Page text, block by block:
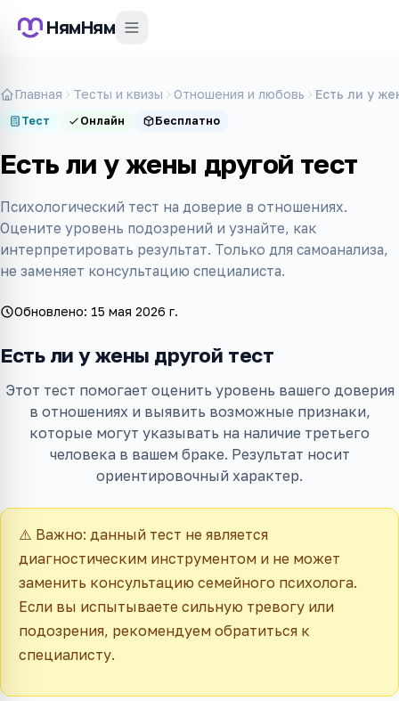
НямНям
Главная Тесты и квизы Отношения и любовь Есть ли у
Тест Онлайн Бесплатно
Есть ли у жены другой тест
Психологический тест на доверие в отношениях.
Оцените уровень подозрений и узнайте, как
интерпретировать результат. Только для самоанализа,
не заменяет консультацию специалиста.
Обновлено: 15 мая 2026 г.
Есть ли у жены другой тест
Этот тест помогает оценить уровень вашего доверия
в отношениях и выявить возможные признаки,
которые могут указывать на наличие третьего
человека в вашем браке. Результат носит
ориентировочный характер.
⚠️ Важно: данный тест не является
диагностическим инструментом и не может
заменить консультацию семейного психолога.
Если вы испытываете сильную тревогу или
подозрения, рекомендуем обратиться к
специалисту.